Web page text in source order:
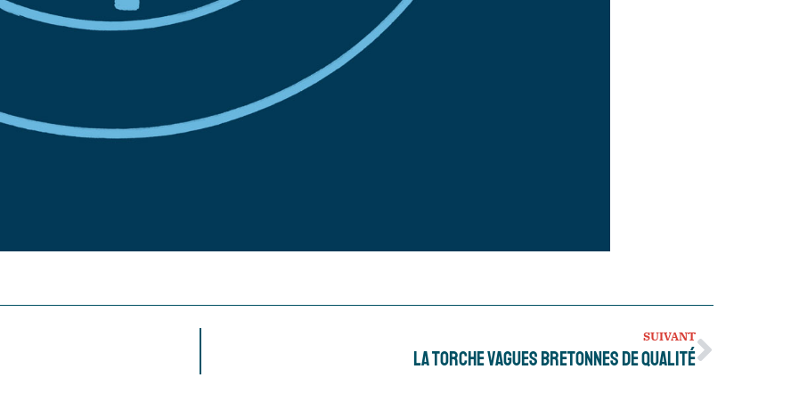
SUIVANT
La Torche vagues bretonnes de qualité